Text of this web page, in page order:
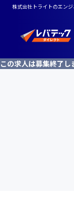
株式会社トライトのエン
この求人は募集終了し